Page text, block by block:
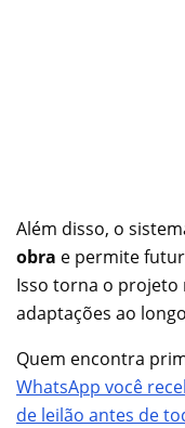
Além disso, o
obra e permite
Isso torna o projeto
adaptações ao
Quem encontra
WhatsApp você
de leilão antes de